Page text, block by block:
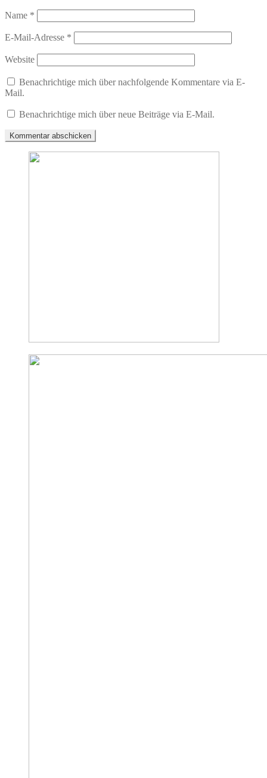
Name *
E-Mail-Adresse *
Website
Benachrichtige mich über nachfolgende Kommentare via E-
Mail.
Benachrichtige mich über neue Beiträge via E-Mail.